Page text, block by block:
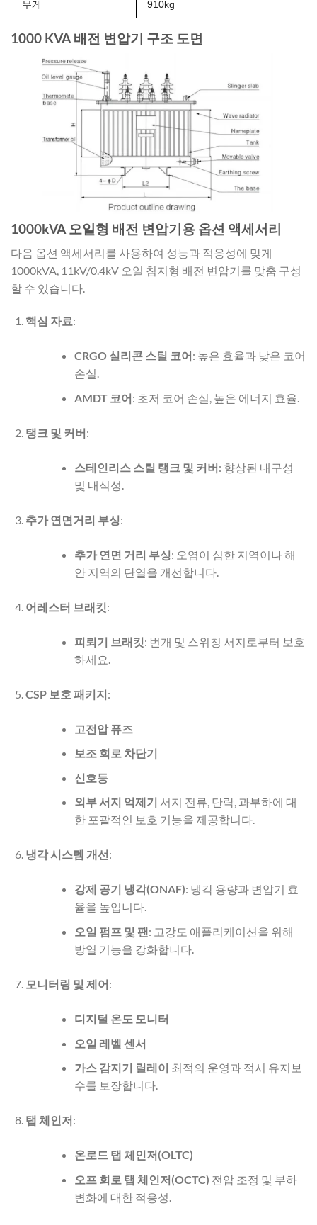
무게 910kg
1000 KVA 배전 변압기 구조 도면
1000kVA 오일형 배전 변압기용 옵션 액세서리
다음 옵션 액세서리를 사용하여 성능과 적응성에 맞게
1000kVA, 11kV/0.4kV 오일 침지형 배전 변압기를 맞춤 구성
할 수 있습니다.
핵심 자료:
CRGO 실리콘 스틸 코어: 높은 효율과 낮은 코어
손실.
AMDT 코어: 초저 코어 손실, 높은 에너지 효율.
탱크 및 커버:
스테인리스 스틸 탱크 및 커버: 향상된 내구성
및 내식성.
추가 연면거리 부싱:
추가 연면 거리 부싱: 오염이 심한 지역이나 해
안 지역의 단열을 개선합니다.
어레스터 브래킷:
피뢰기 브래킷: 번개 및 스위칭 서지로부터 보호
하세요.
CSP 보호 패키지:
고전압 퓨즈
보조 회로 차단기
신호등
외부 서지 억제기 서지 전류, 단락, 과부하에 대
한 포괄적인 보호 기능을 제공합니다.
냉각 시스템 개선:
강제 공기 냉각(ONAF): 냉각 용량과 변압기 효
율을 높입니다.
오일 펌프 및 팬: 고강도 애플리케이션을 위해
방열 기능을 강화합니다.
모니터링 및 제어:
디지털 온도 모니터
오일 레벨 센서
가스 감지기 릴레이 최적의 운영과 적시 유지보
수를 보장합니다.
탭 체인저:
온로드 탭 체인저(OLTC)
오프 회로 탭 체인저(OCTC) 전압 조정 및 부하
변화에 대한 적응성.